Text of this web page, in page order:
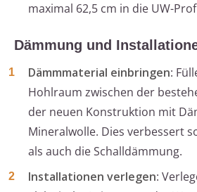
maximal 62,5 cm in die UW-
Dämmung und
Dämmmaterial einbringen:
Hohlraum zwischen der
der neuen Konstruktion mit
Mineralwolle. Dies verbessert
als auch die Schalldämmung.
Installationen verlegen: